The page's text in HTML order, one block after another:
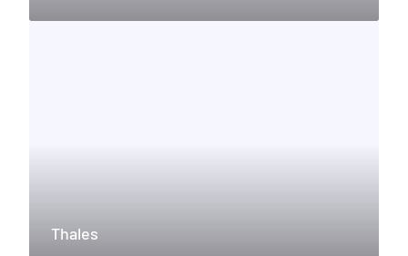
Thales